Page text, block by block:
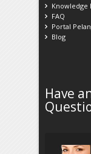
Knowledge
FAQ
Portal
Blog
Have